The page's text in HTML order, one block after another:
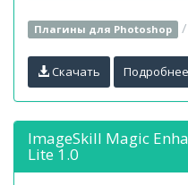
Плагины для Photoshop /
Скачать Подробнее
ImageSkill Magic
Lite 1.0